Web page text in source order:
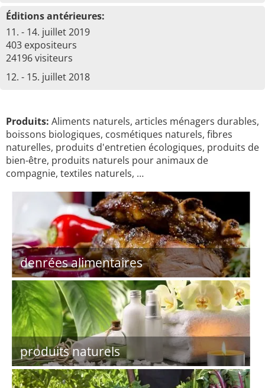
Éditions antérieures:
11. - 14. juillet 2019
403 expositeurs
24196 visiteurs
12. - 15. juillet 2018
Produits: Aliments naturels, articles ménagers durables,
boissons biologiques, cosmétiques naturels, fibres
naturelles, produits d'entretien écologiques, produits de
bien-être, produits naturels pour animaux de
compagnie, textiles naturels, …
denrées alimentaires
produits naturels